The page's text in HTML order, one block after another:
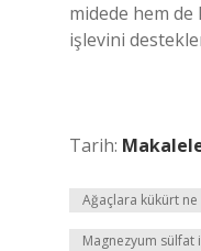
midede hem
işlevini
Tarih:
Ağaçlara kükürt ne
Magnezyum sülfat